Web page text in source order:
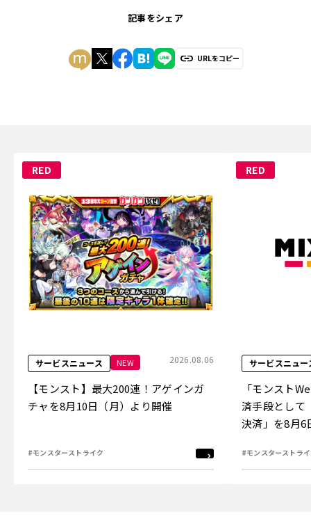
記事をシェア
URLをコピー
RED
サービスニュース NEW 2026.08.06
【モンスト】最大200連！アゲインガ
チャを8月10日（月）より開催
#モンスターストライク
RED
サービスニュー
「モンスト
済手段として
決済」を8月6
#モンスターストラ